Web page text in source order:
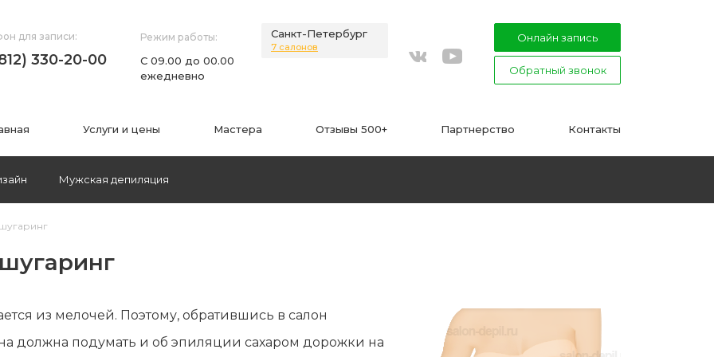
для записи:
330-20-00
Режим работы:
С 09.00 до 00.00
ежедневно
Санкт-Петербург
7 салонов
youtube
Онлайн запись
Обратный звонок
Услуги и цены Мастера Отзывы 500+ Партнерство Контакты
Видео
Вопросы-ответы
Эпиляция в Сфинксе и Формула-1
Мужская депиляция
из мелочей. Поэтому, обратившись в салон
должна подумать и об эпиляции сахаром дорожки на